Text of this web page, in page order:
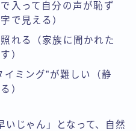
入って自分の声が恥ず
で見える）
れる（家族に聞かれた
）
イミング”が難しい（静
）
いじゃん」となって、自然